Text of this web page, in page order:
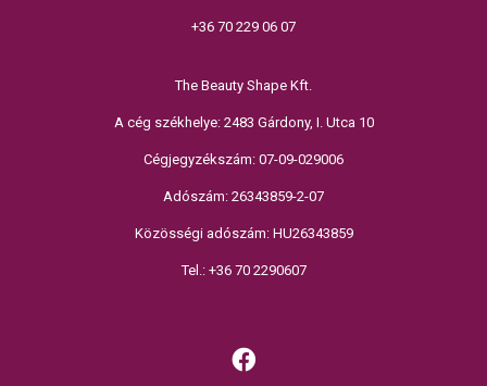
+36 70 229 06 07
The Beauty Shape Kft.
A cég székhelye: 2483 Gárdony, I. Utca 10
Cégjegyzékszám: 07-09-029006
Adószám: 26343859-2-07
Közösségi adószám: HU26343859
Tel.: +36 70 2290607